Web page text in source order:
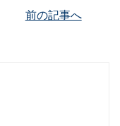
前の記事へ